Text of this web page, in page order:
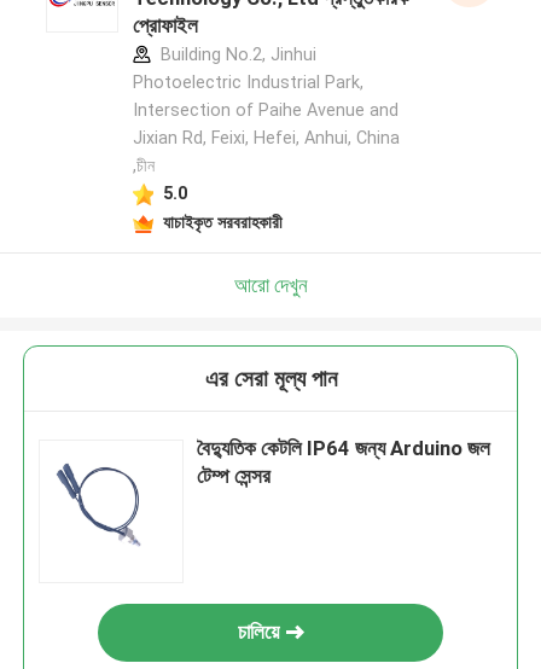
প্রোফাইল
Building No.2, Jinhui
Photoelectric Industrial Park,
Intersection of Paihe Avenue and
Jixian Rd, Feixi, Hefei, Anhui, China
,চীন
5.0
যাচাইকৃত সরবরাহকারী
আরো দেখুন
এর সেরা মূল্য পান
বৈদ্যুতিক কেটলি IP64 জন্য Arduino জল
টেম্প সেন্সর
চালিয়ে